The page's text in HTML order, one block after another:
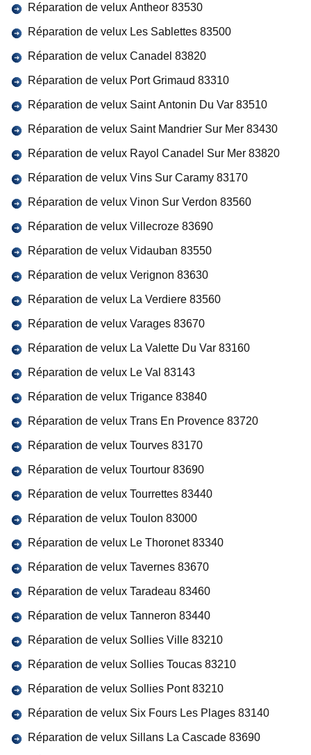
Réparation de velux Antheor 83530
Réparation de velux Les Sablettes 83500
Réparation de velux Canadel 83820
Réparation de velux Port Grimaud 83310
Réparation de velux Saint Antonin Du Var 83510
Réparation de velux Saint Mandrier Sur Mer 83430
Réparation de velux Rayol Canadel Sur Mer 83820
Réparation de velux Vins Sur Caramy 83170
Réparation de velux Vinon Sur Verdon 83560
Réparation de velux Villecroze 83690
Réparation de velux Vidauban 83550
Réparation de velux Verignon 83630
Réparation de velux La Verdiere 83560
Réparation de velux Varages 83670
Réparation de velux La Valette Du Var 83160
Réparation de velux Le Val 83143
Réparation de velux Trigance 83840
Réparation de velux Trans En Provence 83720
Réparation de velux Tourves 83170
Réparation de velux Tourtour 83690
Réparation de velux Tourrettes 83440
Réparation de velux Toulon 83000
Réparation de velux Le Thoronet 83340
Réparation de velux Tavernes 83670
Réparation de velux Taradeau 83460
Réparation de velux Tanneron 83440
Réparation de velux Sollies Ville 83210
Réparation de velux Sollies Toucas 83210
Réparation de velux Sollies Pont 83210
Réparation de velux Six Fours Les Plages 83140
Réparation de velux Sillans La Cascade 83690